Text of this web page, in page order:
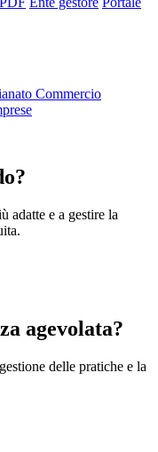
Commercio
adatte e a gestire la
agevolata?
delle pratiche e la